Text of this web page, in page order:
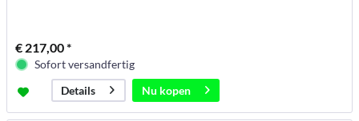
€ 217,00 *
Sofort versandfertig
Details
Nu kopen